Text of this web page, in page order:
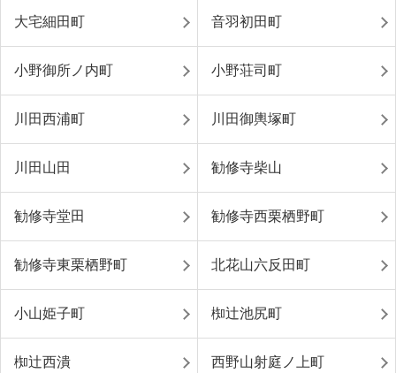
大宅細田町 音羽初田町
小野御所ノ内町 小野荘司町
川田西浦町 川田御輿塚町
川田山田 勧修寺柴山
勧修寺堂田 勧修寺西栗栖野町
勧修寺東栗栖野町 北花山六反田町
小山姫子町 椥辻池尻町
椥辻西潰 西野山射庭ノ上町